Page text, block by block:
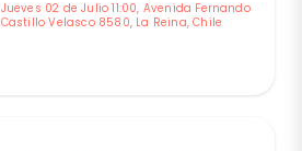
Jueves 02 de Julio 11:00, Avenida Fernando
Castillo Velasco 8580, La Reina, Chile